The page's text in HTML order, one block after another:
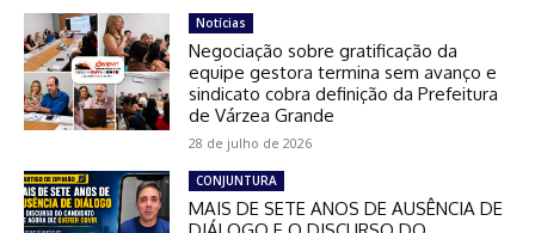
Notícias
Negociação sobre gratificação da
equipe gestora termina sem avanço e
sindicato cobra definição da Prefeitura
de Várzea Grande
28 de julho de 2026
CONJUNTURA
MAIS DE SETE ANOS DE AUSÊNCIA DE